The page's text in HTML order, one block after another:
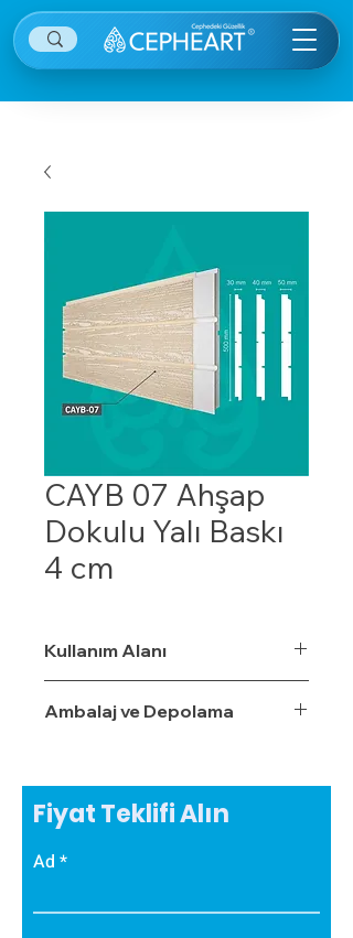
CAYB 07 Ahşap
Dokulu Yalı Baskı
4 cm
Kullanım Alanı
Ambalaj ve Depolama
Fiyat Teklifi Alın
Ad